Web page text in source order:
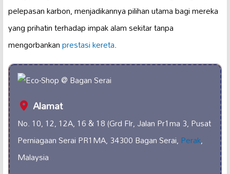
pelepasan karbon, menjadikannya pilihan utama bagi mereka
yang prihatin terhadap impak alam sekitar tanpa
mengorbankanprestasi kereta.
Alamat
No. 10, 12, 12A, 16 & 18 (Grd Flr, Jalan Pr1ma 3, Pusat
Perniagaan Serai PR1MA, 34300 Bagan Serai,Perak,
Malaysia